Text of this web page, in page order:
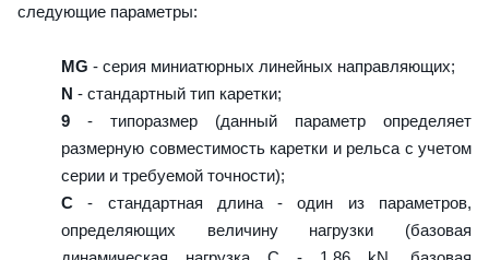
следующие параметры:
MG - серия миниатюрных линейных направляющих;
N - стандартный тип каретки;
9 - типоразмер (данный параметр определяет
размерную совместимость каретки и рельса с учетом
серии и требуемой точности);
C - стандартная длина - один из параметров,
определяющих величину нагрузки (базовая